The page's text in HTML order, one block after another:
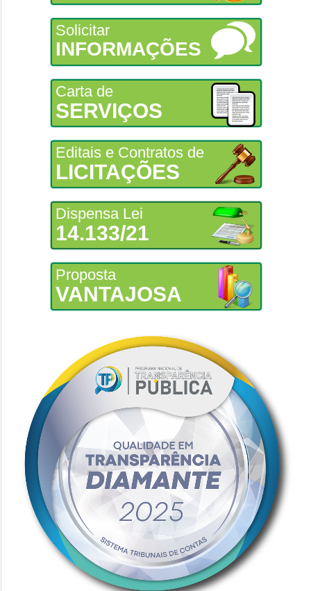
Solicitar
INFORMAÇÕES
Carta de
SERVIÇOS
Editais e Contratos de
LICITAÇÕES
Dispensa Lei
14.133/21
Proposta
VANTAJOSA